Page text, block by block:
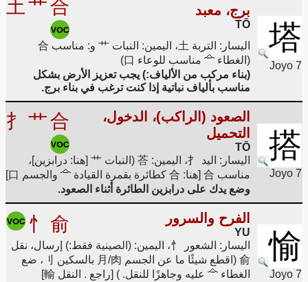
塔
Joyo 7
برج، معبد
TŌ
土 艹合
اليسار: التربة 土، اليمين: النبات 艹 و: مناسب 合
(الغطاء
مناسب للوعاء 口)
(بناء مركب من الألياف:) يجب تعزيز الأرض بشكل
مناسب بألياف نباتية إذا كنت ترغب في بناء برج.
搭
Joyo 7
الصعود (الراكب)، الدخول،
التحميل
TŌ
扌 艹合
اليسار: اليد 扌، اليمين: 荅 (النبات 艹 [هنا: درابزين]،
مناسب 合 [هنا: 合 كطائرة بقمرة القيادة
والجسم 口]
وضع يدك على درابزين الطائرة أثناء الصعود.
愉
Joyo 7
الفرح والسرور
YU
忄 俞
اليسار: الشعور 忄، اليمين: (الصينية فقط:) إرسال، نقل
俞 (اقطع شيئًا ما عن الجسم 月/肉 بالسكين 刂، ضع
الغطاء
عليه وجاهزًا للنقل. ) [راجع . النقل 輸]